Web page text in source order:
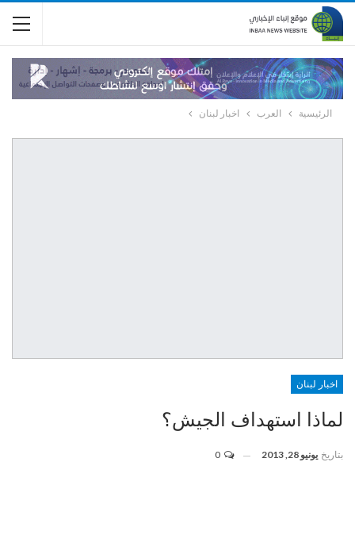
الرئيسية العرب اخبار لبنان
اخبار لبنان
لماذا استهداف الجيش؟
بتاريخ يونيو 28, 2013